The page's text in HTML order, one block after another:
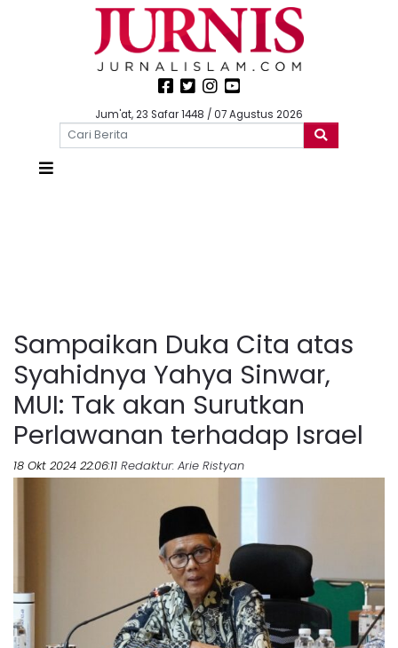
Jum'at, 23 Safar 1448 / 07 Agustus 2026
Sampaikan Duka Cita atas
Syahidnya Yahya Sinwar,
MUI: Tak akan Surutkan
Perlawanan terhadap Israel
18 Okt 2024 22:06:11 Redaktur: Arie Ristyan